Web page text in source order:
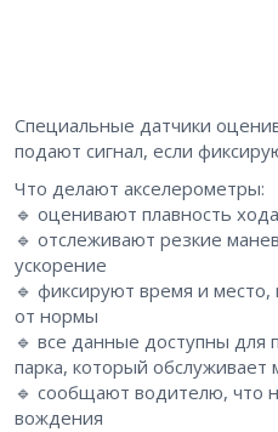
Специальные датчики
подают сигнал, если
Что делают акселерометры:
🔹 оценивают плавность
🔹 отслеживают резкие
ускорение
🔹 фиксируют время и
от нормы
🔹 все данные доступны для
парка, который обслуживает
🔹 сообщают водителю, что
вождения